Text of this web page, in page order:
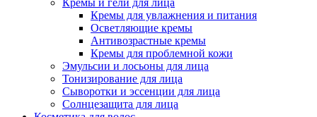
Кремы для увлажнения и питания
Осветляющие кремы
Антивозрастные кремы
Кремы для проблемной кожи
Эмульсии и лосьоны для лица
Тонизирование для лица
Сыворотки и эссенции для лица
Солнцезащита для лица